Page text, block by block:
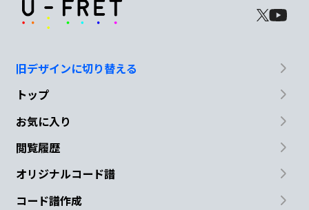
旧デザインに切り替える
トップ
お気に入り
閲覧履歴
オリジナルコード譜
コード譜作成